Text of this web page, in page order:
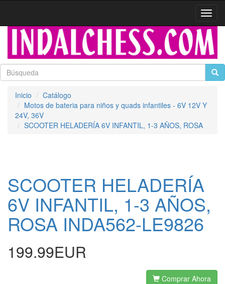
Inicio
Catálogo
Motos de bateria para niños y quads infantiles - 6V 12V Y
24V, 36V
SCOOTER HELADERÍA 6V INFANTIL, 1-3 AÑOS, ROSA
SCOOTER HELADERÍA
6V INFANTIL, 1-3 AÑOS,
ROSA INDA562-LE9826
199.99EUR
Comprar Ahora